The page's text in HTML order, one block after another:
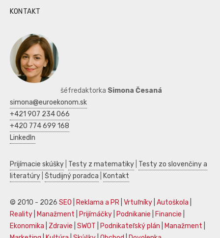
KONTAKT
šéfredaktorka Simona Česaná
simona@euroekonom.sk
+421 907 234 066
+420 774 699 168
LinkedIn
Prijímacie skúšky Testy z matematiky Testy zo slovenčiny a
literatúry Študijný poradca Kontakt
© 2010 - 2026 SEO Reklama a PR Vrtuľníky Autoškola
Reality
Manažment Prijímáčky Podnikanie Financie
Ekonomika
Zdravie SWOT Podnikateľský plán Manažment